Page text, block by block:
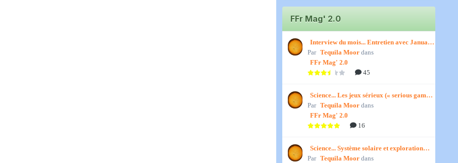
FFr Mag' 2.0
Interview du mois... Entretien avec January,
par Titenath
Par Tequila Moor dans
FFr Mag' 2.0
45
Science... Les jeux sérieux (« serious games
») par Jedino
Par Tequila Moor dans
FFr Mag' 2.0
16
Science... Système solaire et exploration
spatiale, par Jedino
Par Tequila Moor dans